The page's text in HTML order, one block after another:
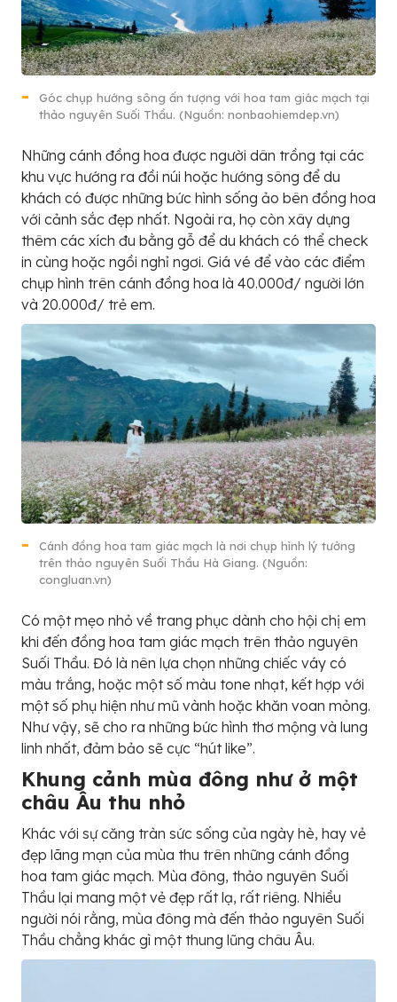
Góc chụp hướng sông ấn tượng với hoa tam giác mạch tại
thảo nguyên Suối Thầu. (Nguồn: nonbaohiemdep.vn)
Những cánh đồng hoa được người dân trồng tại các
khu vực hướng ra đồi núi hoặc hướng sông để du
khách có được những bức hình sống ảo bên đồng hoa
với cảnh sắc đẹp nhất. Ngoài ra, họ còn xây dựng
thêm các xích đu bằng gỗ để du khách có thể check
in cùng hoặc ngồi nghỉ ngơi. Giá vé để vào các điểm
chụp hình trên cánh đồng hoa là 40.000đ/ người lớn
và 20.000đ/ trẻ em.
Cánh đồng hoa tam giác mạch là nơi chụp hình lý tưởng
trên thảo nguyên Suối Thầu Hà Giang. (Nguồn:
congluan.vn)
Có một mẹo nhỏ về trang phục dành cho hội chị em
khi đến đồng hoa tam giác mạch trên thảo nguyên
Suối Thầu. Đó là nên lựa chọn những chiếc váy có
màu trắng, hoặc một số màu tone nhạt, kết hợp với
một số phụ hiện như mũ vành hoặc khăn voan mỏng.
Như vậy, sẽ cho ra những bức hình thơ mộng và lung
linh nhất, đảm bảo sẽ cực “hút like”.
Khung cảnh mùa đông như ở một
châu Âu thu nhỏ
Khác với sự căng tràn sức sống của ngày hè, hay vẻ
đẹp lãng mạn của mùa thu trên những cánh đồng
hoa tam giác mạch. Mùa đông, thảo nguyên Suối
Thầu lại mang một vẻ đẹp rất lạ, rất riêng. Nhiều
người nói rằng, mùa đông mà đến thảo nguyên Suối
Thầu chẳng khác gì một thung lũng châu Âu.